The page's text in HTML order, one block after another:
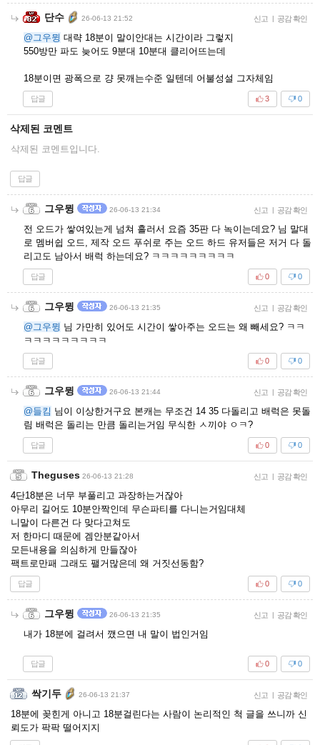
단수 26-06-13 21:52 신고 | 공감 확인
@그우뮝 대략 18분이 말이안대는 시간이라 그렇지
550방만 파도 늦어도 9분대 10분대 클리어뜨는데
18분이면 광폭으로 걍 못깨는수준 일텐데 어불성설 그자체임
답글 0
3
삭제된 코멘트
삭제된 코멘트입니다.
답글
그우뮝 26-06-13 21:34 신고 | 공감 확인
전 오드가 쌓여있는게 넘쳐 흘러서 요즘 35판 다 녹이는데요? 님 말대
로 멤버쉽 오드, 제작 오드 푸쉬로 주는 오드 하드 유저들은 저거 다 돌
리고도 남아서 배럭 하는데요? ㅋㅋㅋㅋㅋㅋㅋㅋㅋ
답글 0
0
그우뮝 26-06-13 21:35 신고 | 공감 확인
@그우뮝 님 가만히 있어도 시간이 쌓아주는 오드는 왜 빼세요? ㅋㅋ
ㅋㅋㅋㅋㅋㅋㅋㅋㅋ
답글 0
0
그우뮝 26-06-13 21:44 신고 | 공감 확인
@들킴 님이 이상한거구요 본캐는 무조건 14 35 다돌리고 배럭은 못돌
림 배럭은 돌리는 만큼 돌리는거임 무식한 ㅅ끼야 ㅇㅋ?
답글 0
0
Theguses 26-06-13 21:28 신고 | 공감 확인
4단18분은 너무 부풀리고 과장하는거잖아
아무리 길어도 10분안짝인데 무슨파티를 다니는거임대체
니말이 다른건 다 맞다고쳐도
저 한마디 때문에 겜안분같아서
모든내용을 의심하게 만들잖아
팩트로만패 그래도 팰거많은데 왜 거짓선동함?
답글 0
0
그우뮝 26-06-13 21:35 신고 | 공감 확인
내가 18분에 걸려서 깼으면 내 말이 법인거임
답글 0
0
싹기두 26-06-13 21:37 신고 | 공감 확인
18분에 꽂힌게 아니고 18분걸린다는 사람이 논리적인 척 글을 쓰니까 신
뢰도가 팍팍 떨어지지